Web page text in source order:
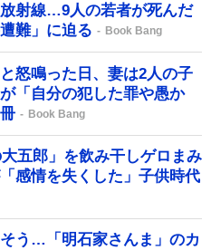
射線…9人の若者が死んだ
難」に迫る
Book Bang
怒鳴った日、妻は2人の子
「自分の犯した罪や愚か
Book Bang
五郎」を飲み干しゲロまみ
感情を失くした」子供時代
う…「明石家さんま」のカ